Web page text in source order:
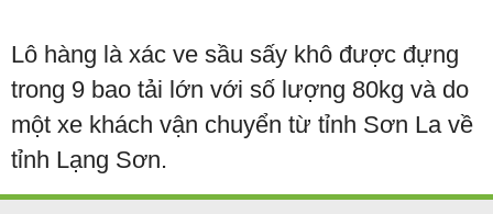
Lô hàng là xác ve sầu sấy khô được đựng
trong 9 bao tải lớn với số lượng 80kg và do
một xe khách vận chuyển từ tỉnh Sơn La về
tỉnh Lạng Sơn.